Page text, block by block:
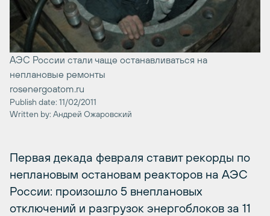
АЭС России стали чаще останавливаться на
неплановые ремонты
rosenergoatom.ru
Publish date: 11/02/2011
Written by: Андрей Ожаровский
Первая декада февраля ставит рекорды по
неплановым остановам реакторов на АЭС
России: произошло 5 внеплановых
отключений и разгрузок энергоблоков за 11